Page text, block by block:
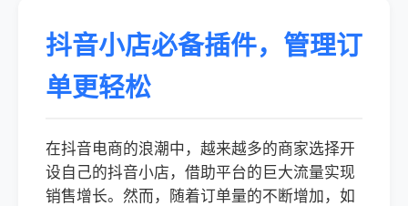
抖音小店必备插件，管理订
单更轻松
在抖音电商的浪潮中，越来越多的商家选择开
设自己的抖音小店，借助平台的巨大流量实现
销售增长。然而，随着订单量的不断增加，如